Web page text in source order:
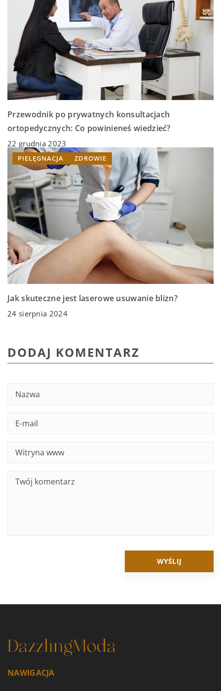
Przewodnik po prywatnych konsultacjach
ortopedycznych: Co powinieneś wiedzieć?
22 grudnia 2023
PIELĘGNACJA ZDROWIE
Jak skuteczne jest laserowe usuwanie blizn?
24 sierpnia 2024
DODAJ KOMENTARZ
NAWIGACJA